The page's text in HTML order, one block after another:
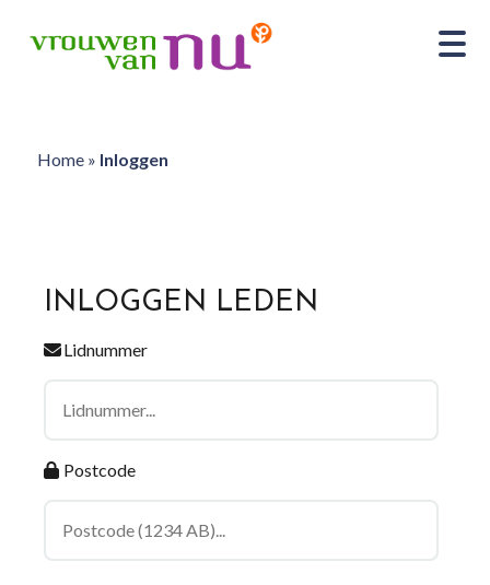
Home» Inloggen
INLOGGEN LEDEN
Lidnummer
Postcode